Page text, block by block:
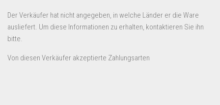
Der Verkäufer hat nicht angegeben, in welche Länder er die Ware
ausliefert. Um diese Informationen zu erhalten, kontaktieren Sie ihn
bitte.
Von diesen Verkäufer akzeptierte Zahlungsarten